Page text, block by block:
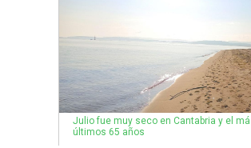
Julio fue muy seco en Cantabria y el
últimos 65 años